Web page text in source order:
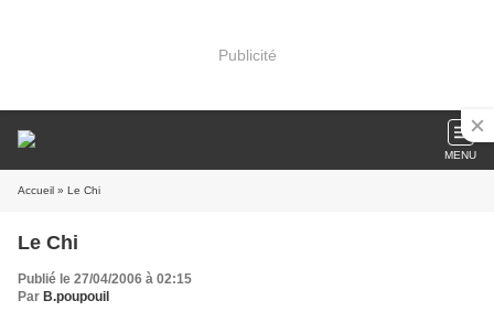
Publicité
MENU
Accueil » Le Chi
Le Chi
Publié le 27/04/2006 à 02:15
Par B.poupouil